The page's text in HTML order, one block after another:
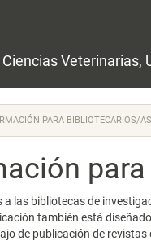
Veterinarias,
PARA BIBLIOTECARIOS/AS
a las bibliotecas de
también está
de publicación de